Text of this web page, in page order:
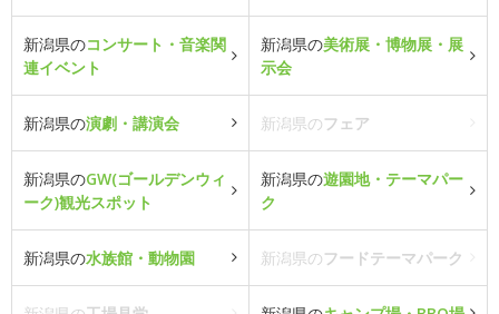
新潟県のコンサート・音楽関
連イベント
新潟県の美術展・博物展・展
示会
新潟県の演劇・講演会 新潟県のフェア
新潟県のGW(ゴールデンウィ
ーク)観光スポット
新潟県の遊園地・テーマパー
ク
新潟県の水族館・動物園 新潟県のフードテーマパーク